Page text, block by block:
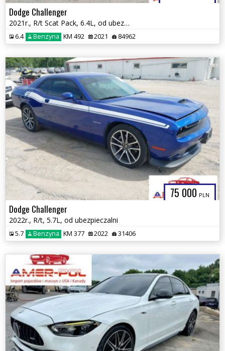
Dodge Challenger
2021r., R/t Scat Pack, 6.4L, od ubezpieczalni
6.4 Benzyna KM 492 2021 84962
75 000 PLN
Dodge Challenger
2022r., R/t, 5.7L, od ubezpieczalni
5.7 Benzyna KM 377 2022 31406